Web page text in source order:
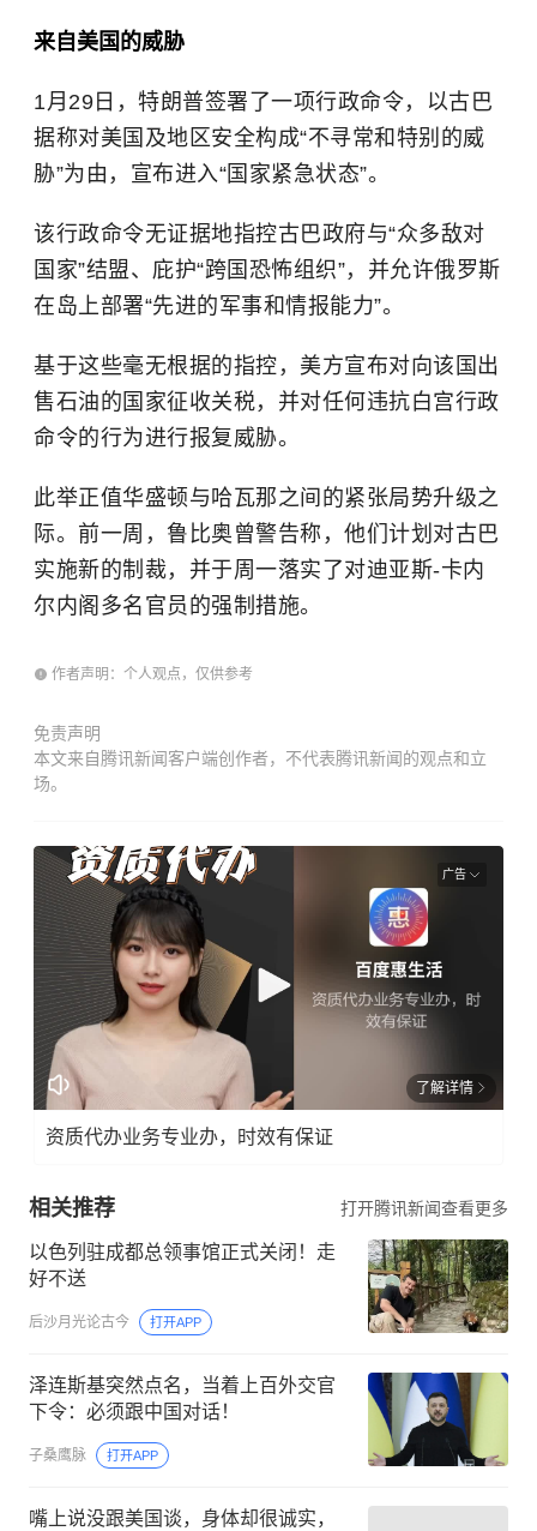
来自美国的威胁
1月29日，特朗普签署了一项行政命令，以古巴
据称对美国及地区安全构成“不寻常和特别的威
胁”为由，宣布进入“国家紧急状态”。
该行政命令无证据地指控古巴政府与“众多敌对
国家”结盟、庇护“跨国恐怖组织”，并允许俄罗斯
在岛上部署“先进的军事和情报能力”。
基于这些毫无根据的指控，美方宣布对向该国出
售石油的国家征收关税，并对任何违抗白宫行政
命令的行为进行报复威胁。
此举正值华盛顿与哈瓦那之间的紧张局势升级之
际。前一周，鲁比奥曾警告称，他们计划对古巴
实施新的制裁，并于周一落实了对迪亚斯-卡内
尔内阁多名官员的强制措施。
作者声明：个人观点，仅供参考
免责声明
本文来自腾讯新闻客户端创作者，不代表腾讯新闻的观点和立
场。
广告
了解详情
资质代办业务专业办，时效有保证
相关推荐 打开腾讯新闻查看更多
以色列驻成都总领事馆正式关闭！走
好不送
后沙月光论古今 打开APP
泽连斯基突然点名，当着上百外交官
下令：必须跟中国对话！
子桑鹰脉 打开APP
嘴上说没跟美国谈，身体却很诚实，